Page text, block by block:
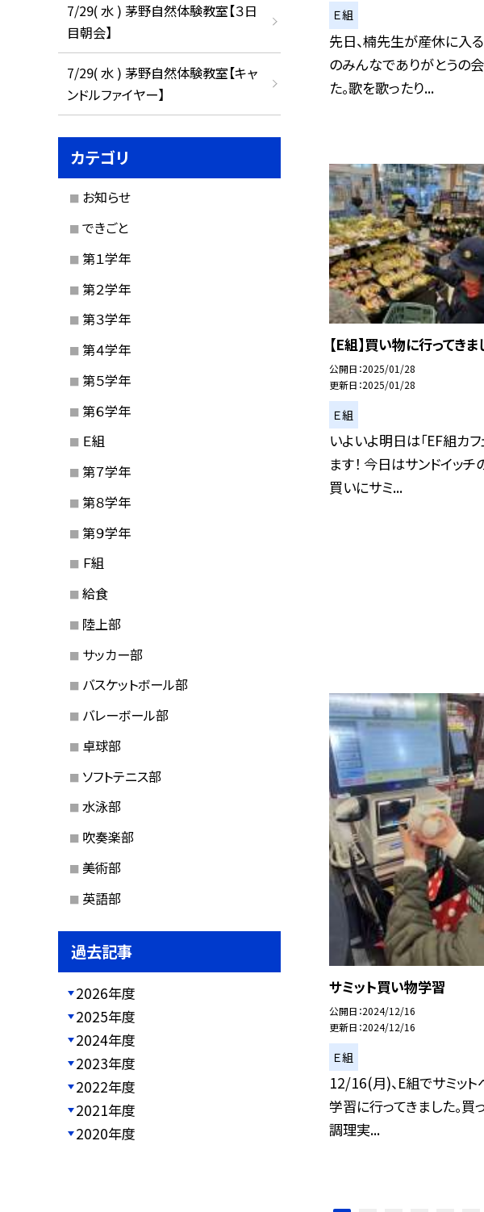
Ｅ組
先日、楠先生が産休に入
のみんなでありがとうの
た。歌を歌ったり...
【E組】買い物に行ってきま
公開日 2025/01/28
更新日 2025/01/28
Ｅ組
いよいよ明日は「EF組カフ
ます！ 今日はサンドイッ
買いにサミ...
サミット買い物学習
公開日 2024/12/16
更新日 2024/12/16
Ｅ組
12/16(月)、E組でサミッ
学習に行ってきました。買
調理実...
7/29( 水 ) 茅野自然体験教室【３日
目朝会】
7/29( 水 ) 茅野自然体験教室【キャ
ンドルファイヤー】
カテゴリ
お知らせ
できごと
第１学年
第２学年
第３学年
第４学年
第５学年
第６学年
Ｅ組
第７学年
第８学年
第９学年
Ｆ組
給食
陸上部
サッカー部
バスケットボール部
バレーボール部
卓球部
ソフトテニス部
水泳部
吹奏楽部
美術部
英語部
過去記事
2026年度
2025年度
2024年度
2023年度
2022年度
2021年度
2020年度